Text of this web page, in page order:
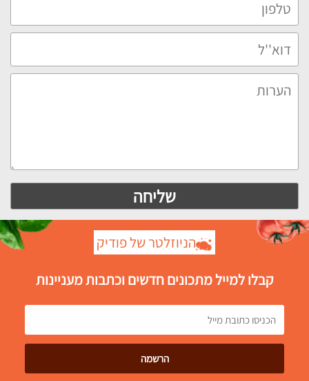
הניוזלטר של פודיק
קבלו למייל מתכונים חדשים וכתבות מעניינות